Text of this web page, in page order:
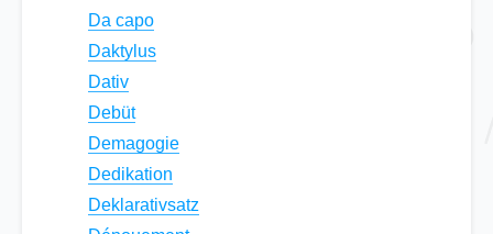
Da capo
Daktylus
Dativ
Debüt
Demagogie
Dedikation
Deklarativsatz